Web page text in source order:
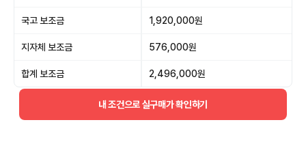
국고 보조금 1,920,000원
지자체 보조금 576,000원
합계 보조금 2,496,000원
내 조건으로 실구매가 확인하기